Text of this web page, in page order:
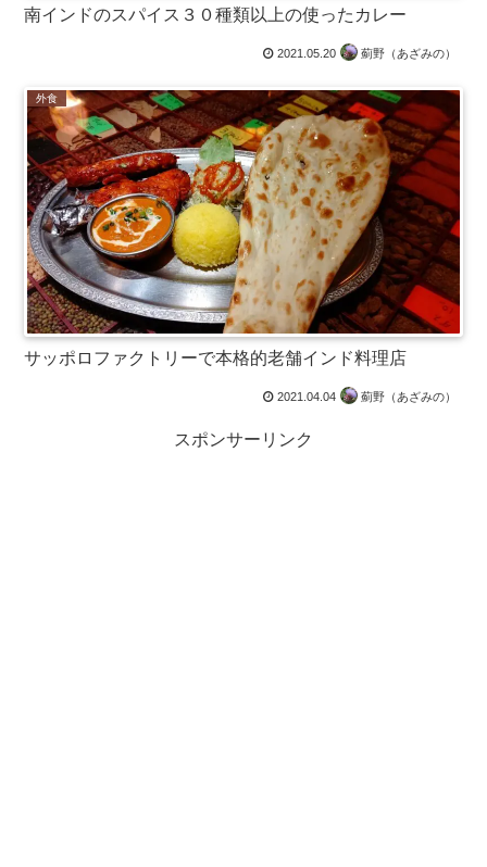
南インドのスパイス３０種類以上の使ったカレー
2021.05.20 薊野（あざみの）
外食
サッポロファクトリーで本格的老舗インド料理店
2021.04.04 薊野（あざみの）
スポンサーリンク